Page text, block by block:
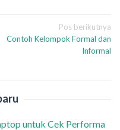
Pos berikutnya
Contoh Kelompok Formal dan
Informal
untuk Cek Performa